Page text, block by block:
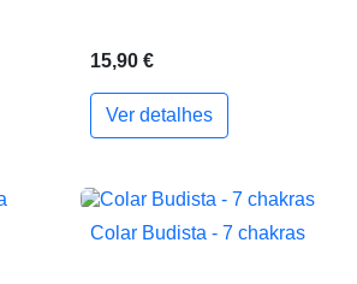
15,90 €
Ver detalhes
 Vista rápida
Colar Budista - 7 chakras